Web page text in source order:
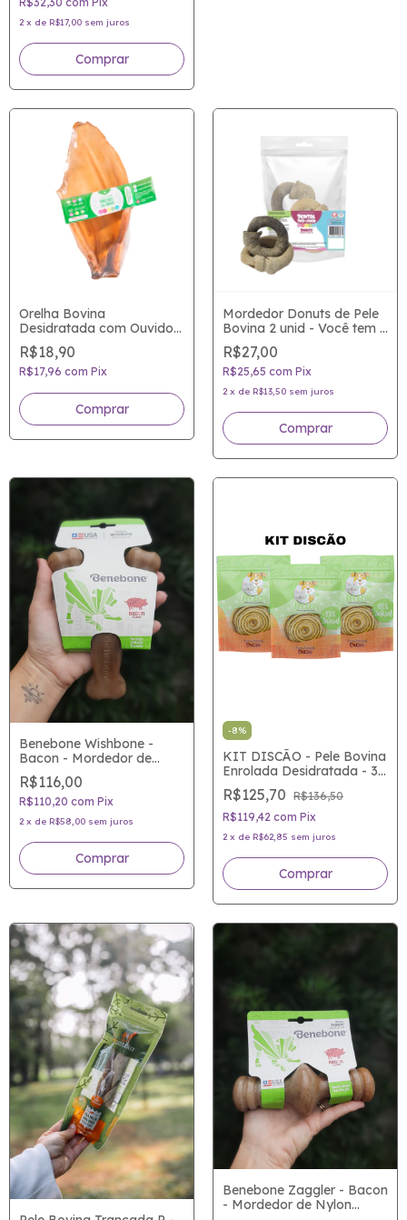
2 x de R$17,00 sem juros
Orelha Bovina
Desidratada com Ouvido -
Mordedor Good Lovin
R$18,90
R$17,96 com Pix
Mordedor Donuts de Pele
Bovina 2 unid - Você tem o
donut com açúcar, o teu
Pet tem o donut saudável!
R$27,00
R$25,65 com Pix
2 x de R$13,50 sem juros
Benebone Wishbone -
Bacon - Mordedor de
Nylon atóxico para cães
com sabor de verdade
R$116,00
R$110,20 com Pix
2 x de R$58,00 sem juros
Comprar
-8%
KIT DISCÃO - Pele Bovina
Enrolada Desidratada - 3
uni - Mordedor Natural
para Cães
R$125,70 R$136,50
R$119,42 com Pix
2 x de R$62,85 sem juros
Benebone Zaggler - Bacon
- Mordedor de Nylon